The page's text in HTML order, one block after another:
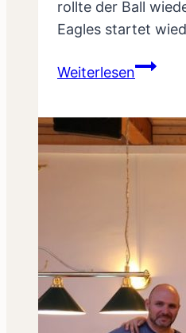
rollte der Ball
Eagles startet
WeiterlesenBye